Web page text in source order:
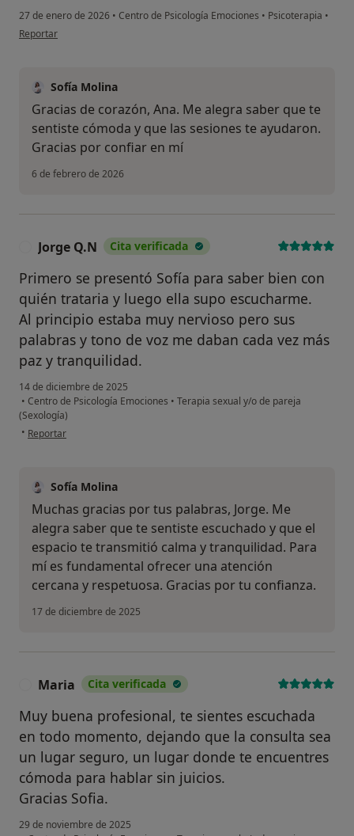
27 de enero de 2026 • Centro de Psicología Emociones • Psicoterapia •
en opinión del usuario Ana Valero
Reportar
Sofía Molina
Gracias de corazón, Ana. Me alegra saber que te
sentiste cómoda y que las sesiones te ayudaron.
Gracias por confiar en mí
6 de febrero de 2026
Jorge Q.N Cita verificada
Primero se presentó Sofía para saber bien con
quién trataria y luego ella supo escucharme.
Al principio estaba muy nervioso pero sus
palabras y tono de voz me daban cada vez más
paz y tranquilidad.
14 de diciembre de 2025
• Centro de Psicología Emociones • Terapia sexual y/o de pareja
(Sexología)
• en opinión del usuario Jorge Q.N
Reportar
Sofía Molina
Muchas gracias por tus palabras, Jorge. Me
alegra saber que te sentiste escuchado y que el
espacio te transmitió calma y tranquilidad. Para
mí es fundamental ofrecer una atención
cercana y respetuosa. Gracias por tu confianza.
17 de diciembre de 2025
Maria Cita verificada
Muy buena profesional, te sientes escuchada
en todo momento, dejando que la consulta sea
un lugar seguro, un lugar donde te encuentres
cómoda para hablar sin juicios.
Gracias Sofia.
29 de noviembre de 2025